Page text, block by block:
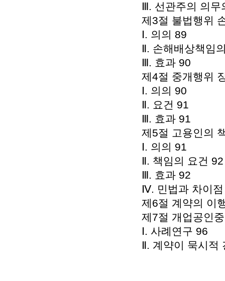
Ⅲ. 선관주의 의무
제3절 불법행위
Ⅰ. 의의 89
Ⅱ. 손해배상책임
Ⅲ. 효과 90
제4절 중개행위
Ⅰ. 의의 90
Ⅱ. 요건 91
Ⅲ. 효과 91
제5절 고용인의
Ⅰ. 의의 91
Ⅱ. 책임의 요건 92
Ⅲ. 효과 92
Ⅳ. 민법과 차이
제6절 계약의 이
제7절 개업공인
Ⅰ. 사례연구 96
Ⅱ. 계약이 묵시적